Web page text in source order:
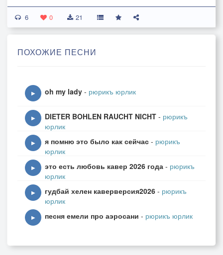
6 0 21
ПОХОЖИЕ ПЕСНИ
▶ oh my lady - рюрикъ юрлик
▶ DIETER BOHLEN RAUCHT NICHT - рюрикъ
юрлик
▶ я помню это было как сейчас - рюрикъ
юрлик
▶ это есть любовь кавер 2026 года - рюрикъ
юрлик
▶ гудбай хелен каверверсия2026 - рюрикъ
юрлик
▶ песня емели про аэросани - рюрикъ юрлик